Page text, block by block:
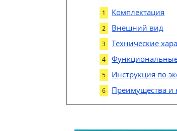
Комплектация
Внешний вид
Технические
Инструкция по
Преимущества и